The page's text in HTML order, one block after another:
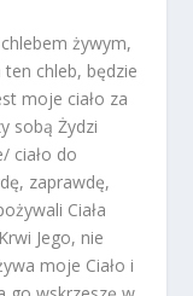
żywym,
ten chleb, będzie
moje ciało za
sobą Żydzi
ciało do
zaprawdę,
Ciała
Jego, nie
moje Ciało i